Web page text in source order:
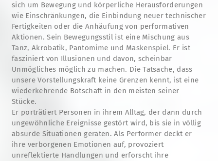
sich um Bewegung und körperliche Herausforderungen
wie Einschränkungen, die Einbindung neuer technischer
Fertigkeiten oder die Anhäufung von performativen
Aktionen. Sein Bewegungsstil ist eine Mischung aus
Tanz, Akrobatik, Pantomime und Maskenspiel. Er ist
fasziniert von Illusionen und davon, scheinbar
Unmögliches möglich zu machen. Die Tatsache, dass
unsere Vorstellungskraft keine Grenzen kennt, ist eine
wiederkehrende Botschaft in den meisten seiner
Stücke.
Er porträtiert Personen in ihrem Alltag, der dann durch
ungewöhnliche Ereignisse gestört wird, bis sie in völlig
absurde Situationen geraten. Als Performer deckt er
ihre verborgenen Emotionen auf, provoziert
unreflektierte Handlungen und erforscht ihre